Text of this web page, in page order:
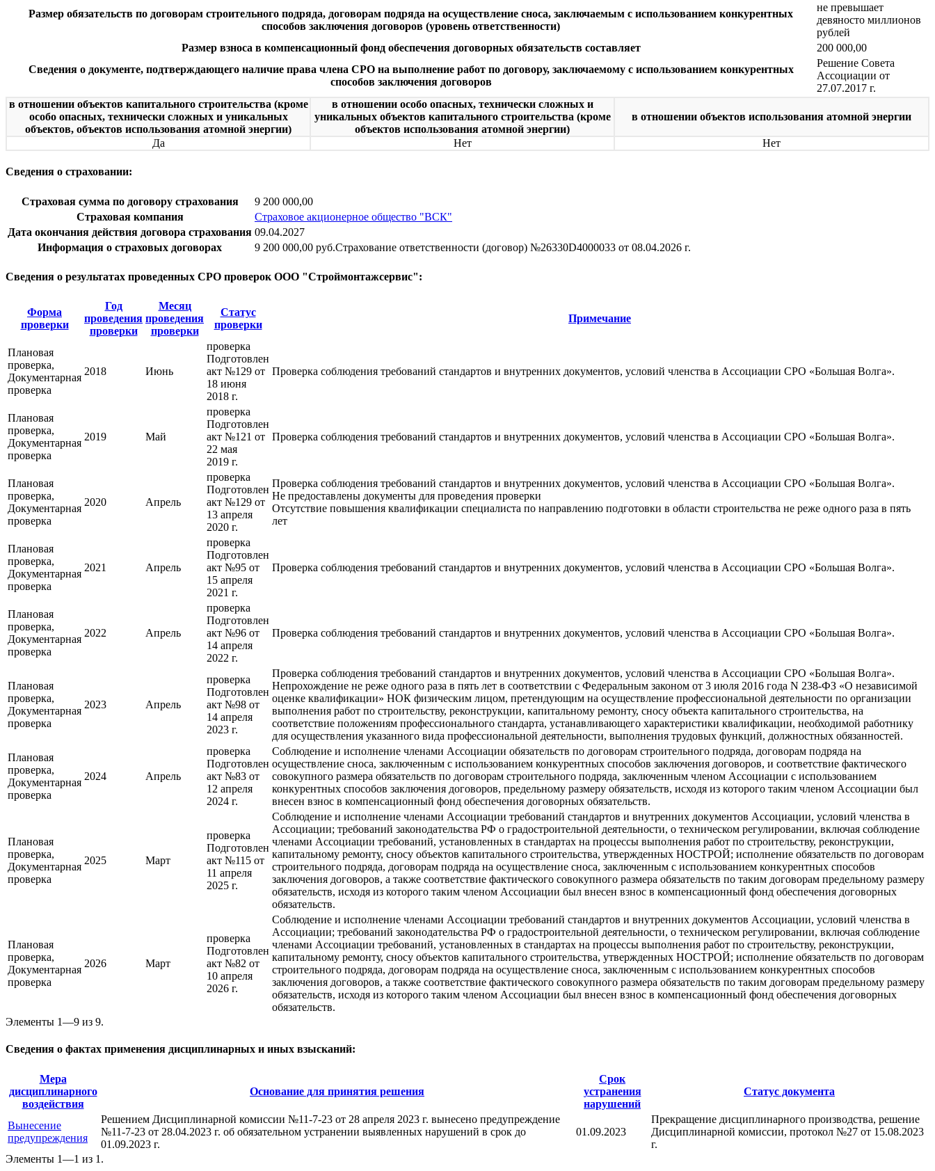
Размер обязательств по договорам строительного подряда, договорам подряда на осуществление сноса, заключаемым с использованием конкурентных
способов заключения договоров (уровень ответственности)
не превышает
девяносто миллионов
рублей
Размер взноса в компенсационный фонд обеспечения договорных обязательств составляет
200 000,00
Сведения о документе, подтверждающего наличие права члена СРО на выполнение работ по договору, заключаемому с использованием конкурентных
способов заключения договоров
Решение Совета
Ассоциации от
27.07.2017 г.
в отношении объектов капитального строительства (кроме
особо опасных, технически сложных и уникальных
объектов, объектов использования атомной энергии)
в отношении особо опасных, технически сложных и
уникальных объектов капитального строительства (кроме
объектов использования атомной энергии)
в отношении объектов использования атомной энергии
Да Нет Нет
Сведения о страховании:
Страховая сумма по договору страхования
9 200 000,00
Страховая компания
Страховое акционерное общество "ВСК"
Дата окончания действия договора страхования 09.04.2027
Информация о страховых договорах
9 200 000,00 руб.Страхование ответственности (договор) №26330D4000033 от 08.04.2026 г.
Сведения о результатах проведенных СРО проверок ООО "Строймонтажсервис":
Форма
проверки
Год
проведения
проверки
Месяц
проведения
проверки
Статус
проверки
Примечание
Плановая
проверка,
Документарная
проверка
2018 Июнь
проверка
Подготовлен
акт №129 от
18 июня
2018 г.
Проверка соблюдения требований стандартов и внутренних документов, условий членства в Ассоциации СРО «Большая Волга».
Плановая
проверка,
Документарная
проверка
2019 Май
проверка
Подготовлен
акт №121 от
22 мая
2019 г.
Проверка соблюдения требований стандартов и внутренних документов, условий членства в Ассоциации СРО «Большая Волга».
Плановая
проверка,
Документарная
проверка
2020 Апрель
проверка
Подготовлен
акт №129 от
13 апреля
2020 г.
Проверка соблюдения требований стандартов и внутренних документов, условий членства в Ассоциации СРО «Большая Волга».
Не предоставлены документы для проведения проверки
Отсутствие повышения квалификации специалиста по направлению подготовки в области строительства не реже одного раза в пять
лет
Плановая
проверка,
Документарная
проверка
2021 Апрель
проверка
Подготовлен
акт №95 от
15 апреля
2021 г.
Проверка соблюдения требований стандартов и внутренних документов, условий членства в Ассоциации СРО «Большая Волга».
Плановая
проверка,
Документарная
проверка
2022 Апрель
проверка
Подготовлен
акт №96 от
14 апреля
2022 г.
Проверка соблюдения требований стандартов и внутренних документов, условий членства в Ассоциации СРО «Большая Волга».
Плановая
проверка,
Документарная
проверка
2023 Апрель
проверка
Подготовлен
акт №98 от
14 апреля
2023 г.
Проверка соблюдения требований стандартов и внутренних документов, условий членства в Ассоциации СРО «Большая Волга».
Непрохождение не реже одного раза в пять лет в соответствии с Федеральным законом от 3 июля 2016 года N 238-ФЗ «О независимой
оценке квалификации» НОК физическим лицом, претендующим на осуществление профессиональной деятельности по организации
выполнения работ по строительству, реконструкции, капитальному ремонту, сносу объекта капитального строительства, на
соответствие положениям профессионального стандарта, устанавливающего характеристики квалификации, необходимой работнику
для осуществления указанного вида профессиональной деятельности, выполнения трудовых функций, должностных обязанностей.
Плановая
проверка,
Документарная
проверка
2024 Апрель
проверка
Подготовлен
акт №83 от
12 апреля
2024 г.
Соблюдение и исполнение членами Ассоциации обязательств по договорам строительного подряда, договорам подряда на
осуществление сноса, заключенным с использованием конкурентных способов заключения договоров, и соответствие фактического
совокупного размера обязательств по договорам строительного подряда, заключенным членом Ассоциации с использованием
конкурентных способов заключения договоров, предельному размеру обязательств, исходя из которого таким членом Ассоциации был
внесен взнос в компенсационный фонд обеспечения договорных обязательств.
Плановая
проверка,
Документарная
проверка
2025 Март
проверка
Подготовлен
акт №115 от
11 апреля
2025 г.
Соблюдение и исполнение членами Ассоциации требований стандартов и внутренних документов Ассоциации, условий членства в
Ассоциации; требований законодательства РФ о градостроительной деятельности, о техническом регулировании, включая соблюдение
членами Ассоциации требований, установленных в стандартах на процессы выполнения работ по строительству, реконструкции,
капитальному ремонту, сносу объектов капитального строительства, утвержденных НОСТРОЙ; исполнение обязательств по договорам
строительного подряда, договорам подряда на осуществление сноса, заключенным с использованием конкурентных способов
заключения договоров, а также соответствие фактического совокупного размера обязательств по таким договорам предельному размеру
обязательств, исходя из которого таким членом Ассоциации был внесен взнос в компенсационный фонд обеспечения договорных
обязательств.
Плановая
проверка,
Документарная
проверка
2026 Март
проверка
Подготовлен
акт №82 от
10 апреля
2026 г.
Соблюдение и исполнение членами Ассоциации требований стандартов и внутренних документов Ассоциации, условий членства в
Ассоциации; требований законодательства РФ о градостроительной деятельности, о техническом регулировании, включая соблюдение
членами Ассоциации требований, установленных в стандартах на процессы выполнения работ по строительству, реконструкции,
капитальному ремонту, сносу объектов капитального строительства, утвержденных НОСТРОЙ; исполнение обязательств по договорам
строительного подряда, договорам подряда на осуществление сноса, заключенным с использованием конкурентных способов
заключения договоров, а также соответствие фактического совокупного размера обязательств по таким договорам предельному размеру
обязательств, исходя из которого таким членом Ассоциации был внесен взнос в компенсационный фонд обеспечения договорных
обязательств.
Элементы 1—9 из 9.
Сведения о фактах применения дисциплинарных и иных взысканий:
Мера
дисциплинарного
воздействия
Основание для принятия решения
Срок
устранения
нарушений
Статус документа
Вынесение
предупреждения
Решением Дисциплинарной комиссии №11-7-23 от 28 апреля 2023 г. вынесено предупреждение
№11-7-23 от 28.04.2023 г. об обязательном устранении выявленных нарушений в срок до
01.09.2023 г.
01.09.2023
Прекращение дисциплинарного производства, решение
Дисциплинарной комиссии, протокол №27 от 15.08.2023
г.
Элементы 1—1 из 1.